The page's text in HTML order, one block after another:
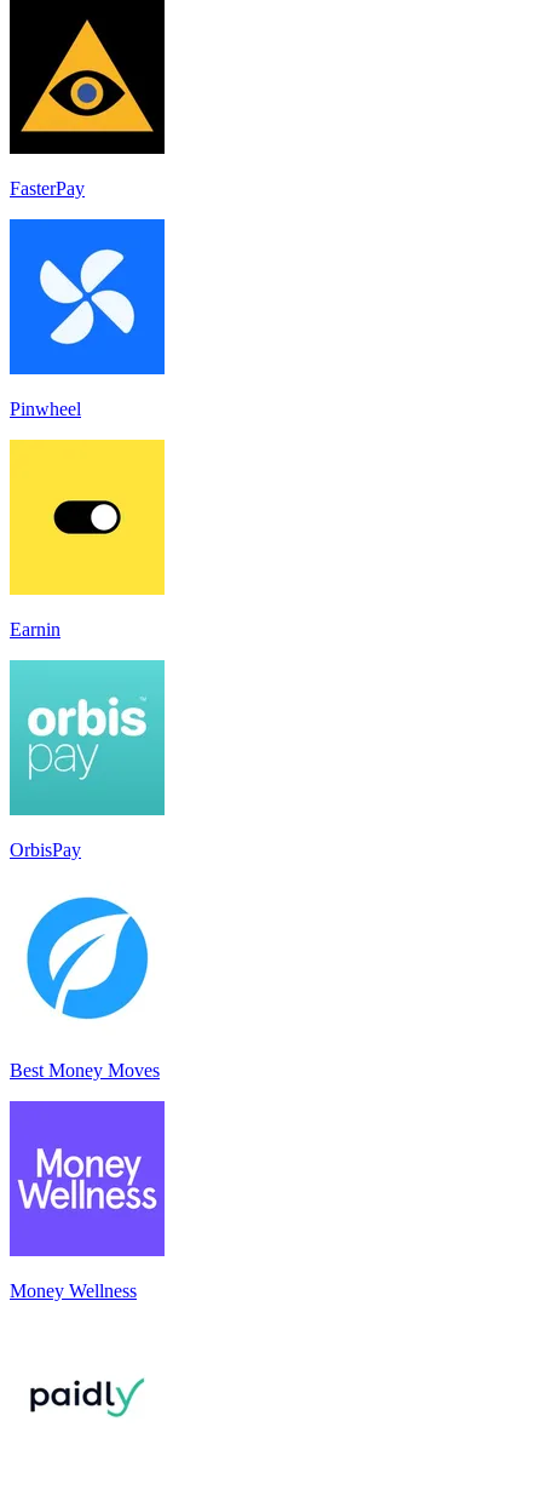
FasterPay
Pinwheel
Earnin
OrbisPay
Best Money Moves
Money Wellness